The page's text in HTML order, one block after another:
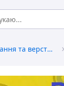
Промислове обладнання та верстати